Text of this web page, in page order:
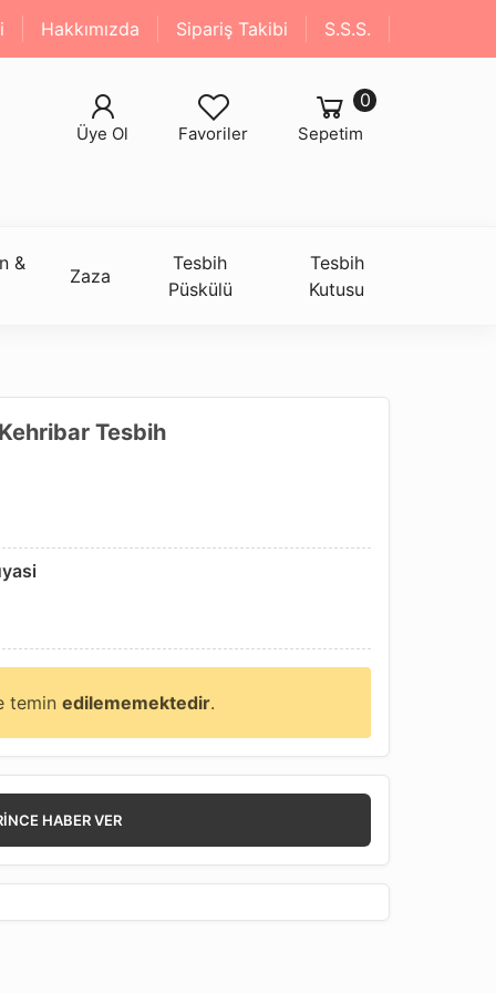
Hakkımızda Sipariş Takibi S.S.S.
Sepetim
0
Favoriler
Üye Ol
&
Zaza
Tesbih
Püskülü
Tesbih
Kutusu
Tesbih
teminedilememektedir.
HABER VER